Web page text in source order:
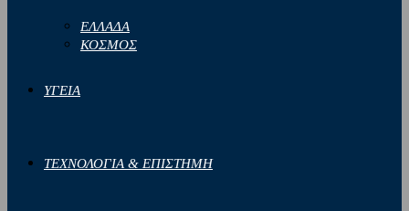
ΕΛΛΑΔΑ
ΚΟΣΜΟΣ
ΥΓΕΙΑ
ΤΕΧΝΟΛΟΓΙΑ & ΕΠΙΣΤΗΜΗ